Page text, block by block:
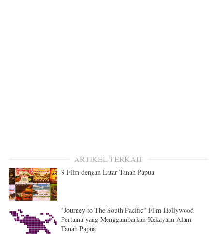
ARTIKEL TERKAIT
8 Film dengan Latar Tanah Papua
"Journey to The South Pacific" Film Hollywood
Pertama yang Menggambarkan Kekayaan Alam
Tanah Papua